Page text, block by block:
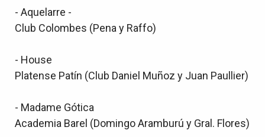
- Aquelarre -
Club Colombes (Pena y Raffo)
- House
Platense Patín (Club Daniel Muñoz y Juan Paullier)
- Madame Gótica
Academia Barel (Domingo Aramburú y Gral. Flores)